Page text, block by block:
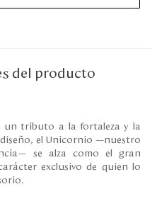
del producto
un tributo a la fortaleza y la
diseño, el Unicornio —nuestro
se alza como el gran
exclusivo de quien lo